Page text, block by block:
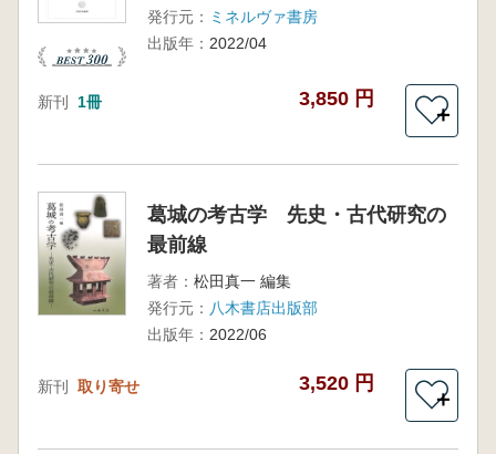
発行元： ミネルヴァ書房
出版年： 2022/04
新刊 1冊 3,850 円
＋
葛城の考古学 先史・古代研究の
最前線
著者： 松田真一 編集
発行元： 八木書店出版部
出版年： 2022/06
新刊 取り寄せ 3,520 円
＋